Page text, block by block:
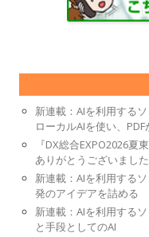
新連載：AIを利用する
ローカルAIを使い、
『DX総合EXPO2026
ありがとうございました
新連載：AIを利用する
発のアイデアを詰める
新連載：AIを利用する
と手段としてのAI